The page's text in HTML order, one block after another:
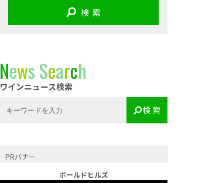
検 索
NewsSearch
ワインニュース検索
検 索
PRバナー
ボールドヒルズ